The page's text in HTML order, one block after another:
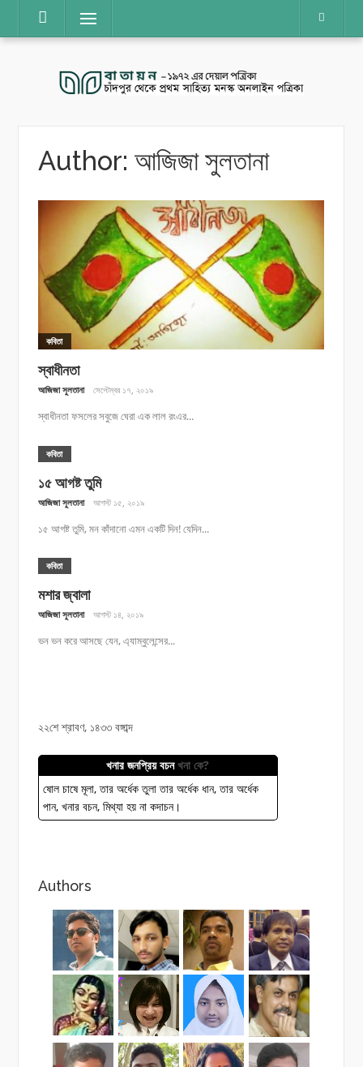
content
Menu
Author: আজিজা সুলতানা
কবিতা
স্বাধীনতা
আজিজা সুলতানা সেপ্টেম্বর ১৭, ২০১৯
স্বাধীনতা ফসলের সবুজে ঘেরা এক লাল রংএর...
কবিতা
১৫ আগষ্ট তুমি
আজিজা সুলতানা আগস্ট ১৫, ২০১৯
১৫ আগষ্ট তুমি, মন কাঁদানো এমন একটি দিন! যেদিন...
কবিতা
মশার জ্বালা
আজিজা সুলতানা আগস্ট ১৪, ২০১৯
ভন ভন করে আসছে যেন, এ্যাম্বুলেন্সের...
২২শে শ্রাবণ, ১৪৩৩ বঙ্গাব্দ
খনার জনপ্রিয় বচনখনা কে?
ষোল চাষে মূলা, তার অর্ধেক তুলা তার অর্ধেক ধান, তার অর্ধেক
পান, খনার বচন, মিথ্যা হয় না কদাচন।
Authors